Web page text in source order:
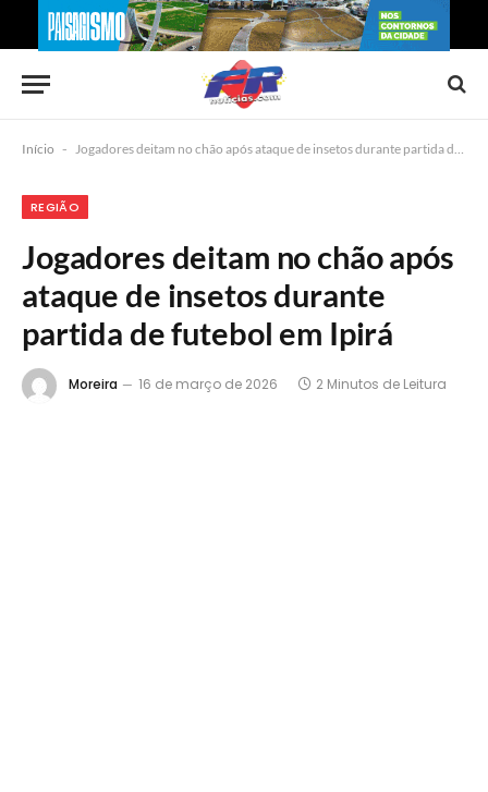
Início - Jogadores deitam no chão após ataque de insetos durante partida de futebol em Ipirá
REGIÃO
Jogadores deitam no chão após
ataque de insetos durante
partida de futebol em Ipirá
Moreira 16 de março de 2026 2 Minutos de Leitura